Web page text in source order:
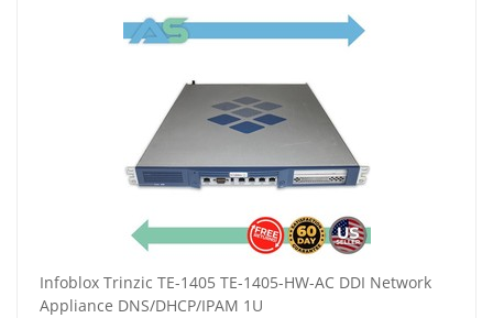
Infoblox Trinzic TE-1405 TE-1405-HW-AC DDI Network
Appliance DNS/DHCP/IPAM 1U